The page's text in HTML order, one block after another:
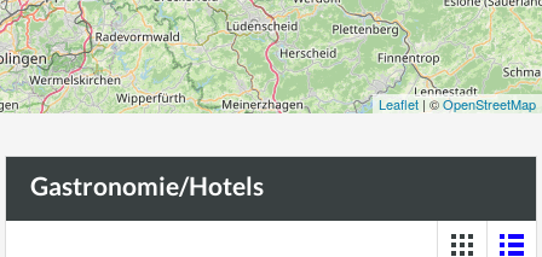
Leaflet | ©OpenStreetMap
Gastronomie/Hotels